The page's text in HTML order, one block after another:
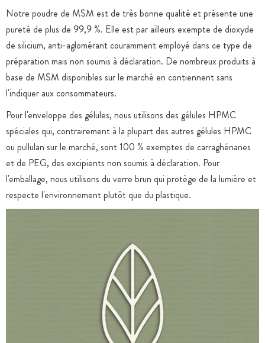
Notre poudre de MSM est de très bonne qualité et présente une
pureté de plus de 99,9 %. Elle est par ailleurs exempte de dioxyde
de silicium, anti-aglomérant couramment employé dans ce type de
préparation mais non soumis à déclaration. De nombreux produits à
base de MSM disponibles sur le marché en contiennent sans
l'indiquer aux consommateurs.
Pour l'enveloppe des gélules, nous utilisons des gélules HPMC
spéciales qui, contrairement à la plupart des autres gélules HPMC
ou pullulan sur le marché, sont 100 % exemptes de carraghénanes
et de PEG, des excipients non soumis à déclaration. Pour
l'emballage, nous utilisons du verre brun qui protège de la lumière et
respecte l'environnement plutôt que du plastique.